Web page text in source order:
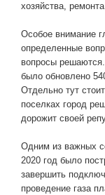
хозяйства,
Особое внимание
определенные
вопросы
было обновлено
Отдельно тут
поселках город
дорожит своей
Одним из важных
2020 год было
завершить
проведение газа